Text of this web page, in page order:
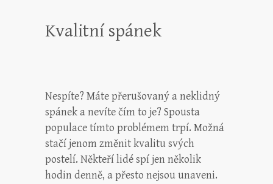
Kvalitní spánek
Nespíte? Máte přerušovaný a neklidný
spánek a nevíte čím to je? Spousta
populace tímto problémem trpí. Možná
stačí jenom změnit kvalitu svých
postelí. Někteří lidé spí jen několik
hodin denně, a přesto nejsou unaveni.